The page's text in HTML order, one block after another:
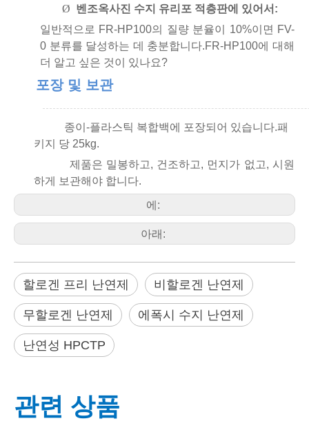
Ø 벤조옥사진 수지 유리포 적층판에 있어서:
일반적으로 FR-HP100의 질량 분율이 10%이면 FV-
0 분류를 달성하는 데 충분합니다.FR-HP100에 대해
더 알고 싶은 것이 있나요?
포장 및 보관
종이-플라스틱 복합백에 포장되어 있습니다.패
키지 당 25kg.
제품은 밀봉하고, 건조하고, 먼지가 없고, 시원
하게 보관해야 합니다.
에:
아래:
할로겐 프리 난연제 비할로겐 난연제
무할로겐 난연제 에폭시 수지 난연제
난연성 HPCTP
관련 상품